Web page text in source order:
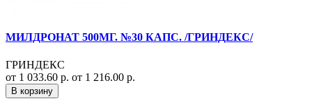
МИЛДРОНАТ 500МГ. №30 КАПС. /ГРИНДЕКС/
ГРИНДЕКС
от 1 033.60 р. от 1 216.00 р.
В корзину